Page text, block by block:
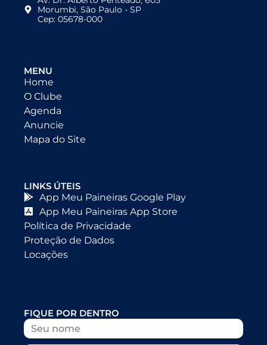
Morumbi, São Paulo - SP
Cep: 05678-000
MENU
Home
O Clube
Agenda
Anuncie
Mapa do Site
LINKS ÚTEIS
App Meu Paineiras Google Play
App Meu Paineiras App Store
Política de Privacidade
Proteção de Dados
Locações
FIQUE POR DENTRO